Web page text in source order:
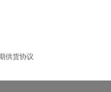
供货协议